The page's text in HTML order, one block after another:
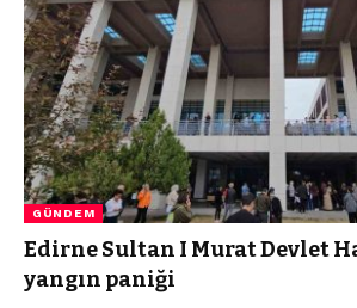
GÜNDEM
Edirne Sultan I Murat Devlet
yangın paniği